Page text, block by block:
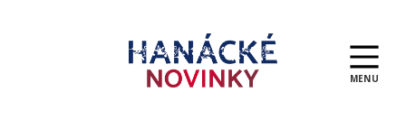
MENU